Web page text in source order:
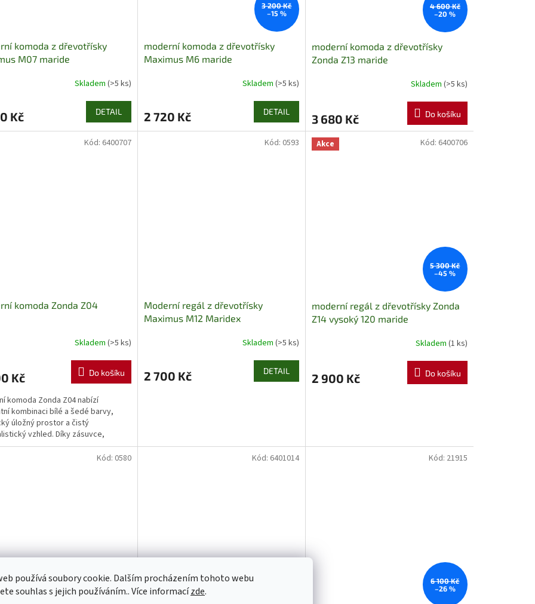
používá soubory cookie. Dalším procházením tohoto webu
souhlas s jejich používáním.. Více informacízde.
komoda z dřevotřísky
M07 maride
Skladem (>5 ks)
Kč DETAIL
3 200 Kč
–15 %
moderní komoda z dřevotřísky
Maximus M6 maride
Skladem (>5 ks)
2 720 Kč DETAIL
4 600 Kč
–20 %
moderní komoda z dřevotřísky
Zonda Z13 maride
Skladem (>5 ks)
3 680 Kč Do košíku
komoda Zonda Z04
Skladem (>5 ks)
Kč Do košíku
komoda Zonda Z04 nabízí
kombinaci bílé a šedé barvy,
úložný prostor a čistý
vzhled. Díky zásuvce,
a uzavíratelným skříňkám je...
Kód: 6400707
Moderní regál z dřevotřísky
Maximus M12 Maridex
Skladem (>5 ks)
2 700 Kč DETAIL
Kód: 0593 Akce
5 300 Kč
–45 %
moderní regál z dřevotřísky Zonda
Z14 vysoký 120 maride
Skladem (1 ks)
2 900 Kč Do košíku
Kód: 6400706
1 000 Kč
–15 %
Kód: 0580 Kód: 6401014
6 100 Kč
–26 %
Kód: 21915